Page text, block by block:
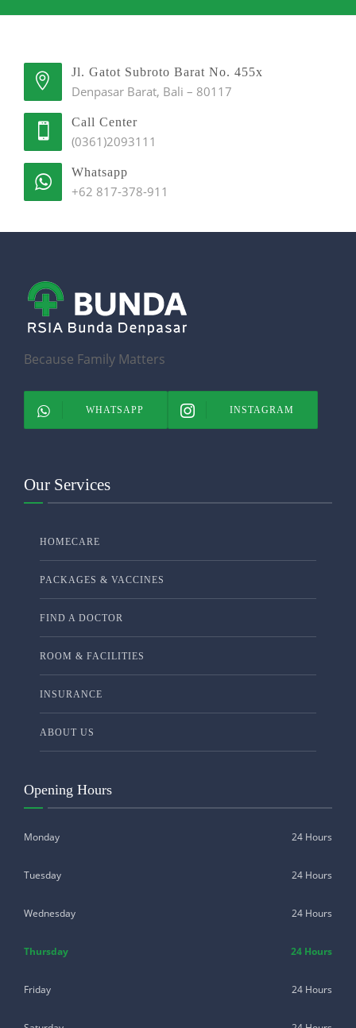
Jl. Gatot Subroto Barat No. 455x
Denpasar Barat, Bali – 80117
Call Center
(0361)2093111
Whatsapp
+62 817-378-911
Because Family Matters
WHATSAPP INSTAGRAM
Our Services
HOMECARE
PACKAGES & VACCINES
FIND A DOCTOR
ROOM & FACILITIES
INSURANCE
ABOUT US
Opening Hours
Monday 24 Hours
Tuesday 24 Hours
Wednesday 24 Hours
Thursday 24 Hours
Friday 24 Hours